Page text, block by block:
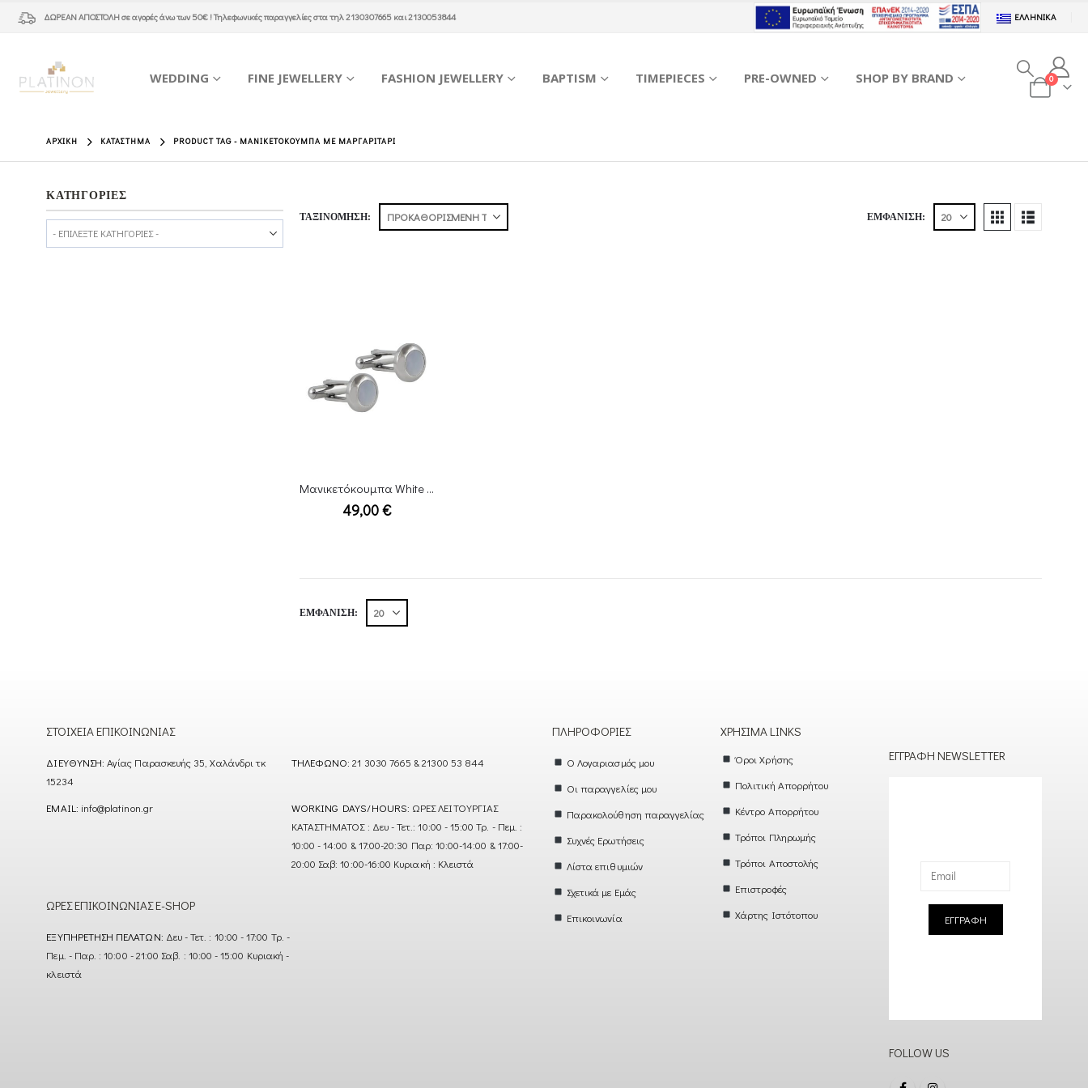
ΔΩΡΕΑΝ ΑΠΟΣΤΟΛΗσε αγορές άνω των 50€ ! Τηλεφωνικές παραγγελίες στα τηλ 2130307665 και 2130053844 ΕΛΛΗΝΙΚΆ
WEDDING FINE JEWELLERY FASHION JEWELLERY BAPTISM TIMEPIECES PRE-OWNED SHOP BY BRAND 0
ΑΡΧΙΚΉ ΚΑΤΆΣΤΗΜΑ PRODUCT TAG - ΜΑΝΙΚΕΤΌΚΟΥΜΠΑ ΜΕ ΜΑΡΓΑΡΙΤΆΡΙ
ΤΑΞΙΝΌΜΗΣΗ: ΕΜΦΆΝΙΣΗ:
Μανικετόκουμπα White Glass
49,00€
ΕΜΦΆΝΙΣΗ:
ΚΑΤΗΓΟΡΙΕΣ
ΣΤΟΙΧΕΊΑ ΕΠΙΚΟΙΝΩΝΊΑΣ
ΔΙΕΎΘΥΝΣΗ: Αγίας Παρασκευής 35, Χαλάνδρι τκ
15234
ΤΗΛΈΦΩΝΟ: 21 3030 7665 & 21300 53 844
EMAIL: info@platinon.gr WORKING DAYS/HOURS: ΩΡΕΣ ΛΕΙΤΟΥΡΓΙΑΣ
ΚΑΤΑΣΤΗΜΑΤΟΣ : Δευ - Τετ.: 10:00 - 15:00 Τρ. - Πεμ. :
10:00 - 14:00 & 17:00-20:30 Παρ: 10:00-14:00 & 17:00-
20:00 Σαβ: 10:00-16:00 Κυριακή : Κλειστά
ΏΡΕΣ ΕΠΙΚΟΙΝΩΝΊΑΣ E-SHOP
ΕΞΥΠΗΡΈΤΗΣΗ ΠΕΛΑΤΏΝ: Δευ - Τετ. : 10:00 - 17:00 Τρ. -
Πεμ. - Παρ. : 10:00 - 21:00 Σαβ. : 10:00 - 15:00 Κυριακή -
κλειστά
ΠΛΗΡΟΦΟΡΊΕΣ
Ο Λογαριασμός μου
Οι παραγγελίες μου
Παρακολούθηση παραγγελίας
Συχνές Ερωτήσεις
Λίστα επιθυμιών
Σχετικά με Εμάς
Επικοινωνία
ΧΡΉΣΙΜΑ LINKS
Όροι Χρήσης
Πολιτική Απορρήτου
Κέντρο Απορρήτου
Τρόποι Πληρωμής
Τρόποι Αποστολής
Επιστροφές
Χάρτης Ιστότοπου
ΕΓΓΡΑΦΉ NEWSLETTER
ΕΓΓΡΑΦΗ
FOLLOW US